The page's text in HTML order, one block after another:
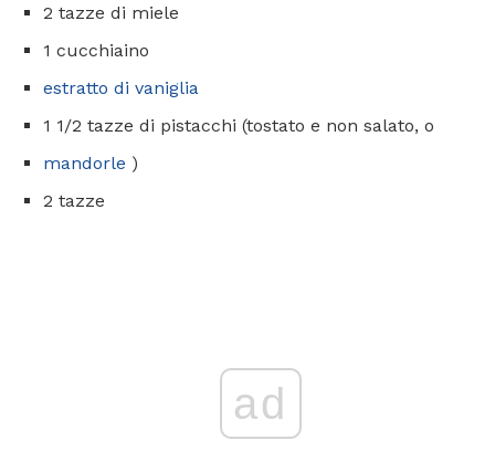
2 tazze di miele
1 cucchiaino
estratto di vaniglia
1 1/2 tazze di pistacchi (tostato e non salato, o
mandorle )
2 tazze
ad